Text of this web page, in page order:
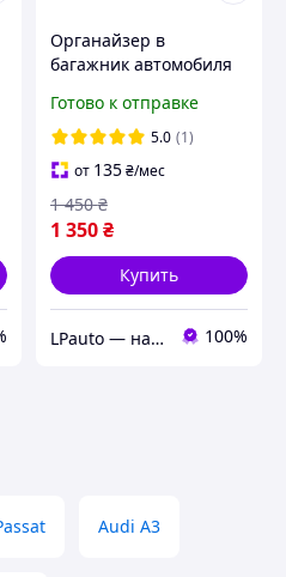
Органайзер в
багажник автомобиля
серая нить
Готово к отправке
5.0 (1)
от 135₴/мес
1 350₴
1 450 ₴
Купить
LPauto — надёжные решения для вашей техники 100%
Audi A3